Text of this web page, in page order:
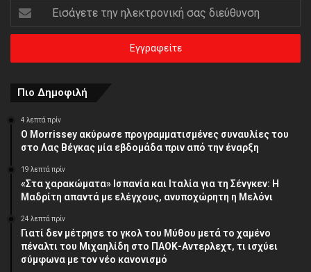
Εισάγετε
την
ηλεκτρονική
διεύθυνση
Πιο Δημοφιλή
4 λεπτά πρίν
Ο Morrissey ακύρωσε προγραμματισμένες συναυλίες του
στο Λας Βέγκας μία εβδομάδα πριν από την έναρξη
19 λεπτά πρίν
«Στα χαρακώματα» Ισπανία και Ιταλία για τη Σένγκεν: Η
Μαδρίτη απαντά με ελέγχους, ανυποχώρητη η Μελόνι
24 λεπτά πρίν
Γιατί δεν μέτρησε το γκολ του Μύθου μετά το χαμένο
πέναλτι του Μιχαηλίδη στο ΠΑΟΚ-Αντερλεχτ, τι ισχύει
σύμφωνα με τον νέο κανονισμό